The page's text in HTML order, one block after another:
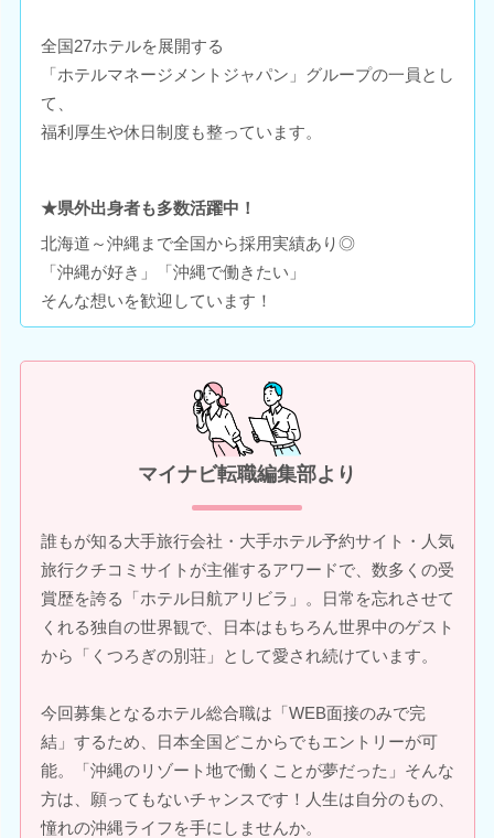
全国27ホテルを展開する
「ホテルマネージメントジャパン」グループの一員とし
て、
福利厚生や休日制度も整っています。
★県外出身者も多数活躍中！
北海道～沖縄まで全国から採用実績あり◎
「沖縄が好き」「沖縄で働きたい」
そんな想いを歓迎しています！
マイナビ転職編集部より
誰もが知る大手旅行会社・大手ホテル予約サイト・人気
旅行クチコミサイトが主催するアワードで、数多くの受
賞歴を誇る「ホテル日航アリビラ」。日常を忘れさせて
くれる独自の世界観で、日本はもちろん世界中のゲスト
から「くつろぎの別荘」として愛され続けています。
今回募集となるホテル総合職は「WEB面接のみで完
結」するため、日本全国どこからでもエントリーが可
能。「沖縄のリゾート地で働くことが夢だった」そんな
方は、願ってもないチャンスです！人生は自分のもの、
憧れの沖縄ライフを手にしませんか。